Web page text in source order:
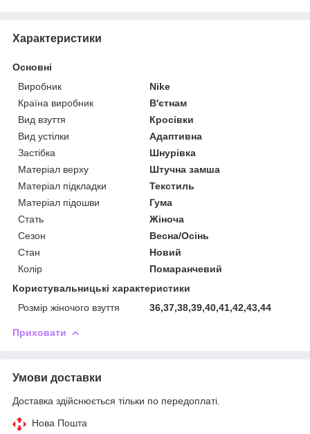
Характеристики
Основні
Виробник
Nike
Країна виробник
В'єтнам
Вид взуття
Кросівки
Вид устілки
Адаптивна
Застібка
Шнурівка
Матеріал верху
Штучна замша
Матеріал підкладки
Текстиль
Матеріал підошви
Гума
Стать
Жіноча
Сезон
Весна/Осінь
Стан
Новий
Колір
Помаранчевий
Користувальницькі характеристики
Розмір жіночого взуття
36,37,38,39,40,41,42,43,44
Приховати
Умови доставки
Доставка здійснюється тільки по передоплаті.
Нова Пошта